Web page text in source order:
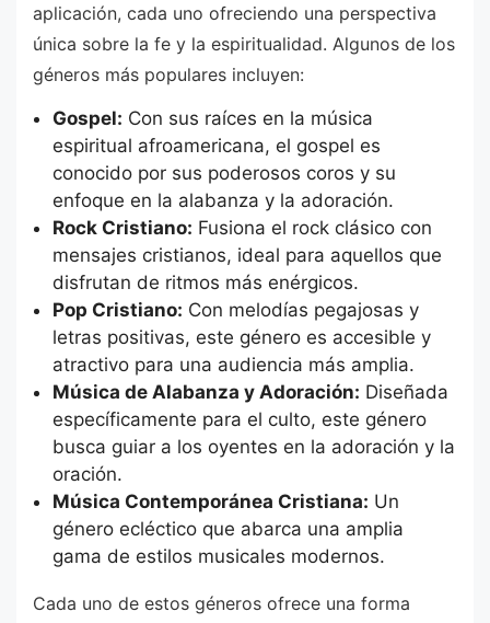
aplicación, cada uno ofreciendo una perspectiva
única sobre la fe y la espiritualidad. Algunos de los
géneros más populares incluyen:
Gospel: Con sus raíces en la música
espiritual afroamericana, el gospel es
conocido por sus poderosos coros y su
enfoque en la alabanza y la adoración.
Rock Cristiano: Fusiona el rock clásico con
mensajes cristianos, ideal para aquellos que
disfrutan de ritmos más enérgicos.
Pop Cristiano: Con melodías pegajosas y
letras positivas, este género es accesible y
atractivo para una audiencia más amplia.
Música de Alabanza y Adoración: Diseñada
específicamente para el culto, este género
busca guiar a los oyentes en la adoración y la
oración.
Música Contemporánea Cristiana: Un
género ecléctico que abarca una amplia
gama de estilos musicales modernos.
Cada uno de estos géneros ofrece una forma